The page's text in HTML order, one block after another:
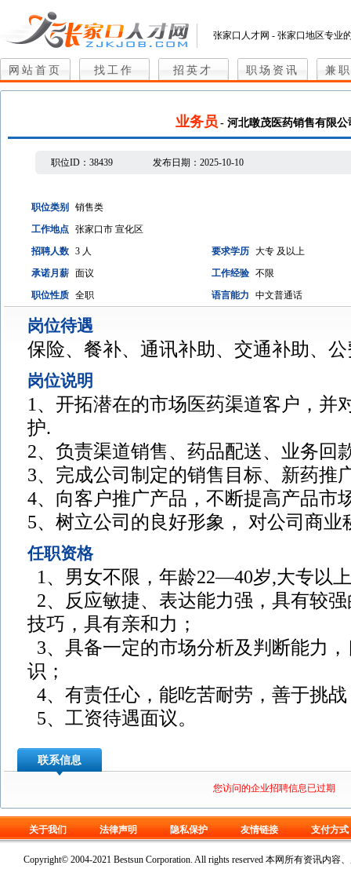
张家口人才网 - 张家口地区专业
网站首页 找工作 招英才 职场资讯 兼
业务员 - 河北暾茂医药销售有限公
职位ID： 38439 发布日期： 2025-10-10
职位类别
销售类
工作地点 张家口市 宣化区
招聘人数 3 人 要求学历 大专 及以上
承诺月薪 面议 工作经验 不限
职位性质 全职 语言能力 中文普通话
岗位待遇
保险、餐补、通讯补助、交通补助、
岗位说明
1、开拓潜在的市场医药渠道客户，并
护.
2、负责渠道销售、药品配送、业务回
3、完成公司制定的销售目标、新药推
4、向客户推广产品，不断提高产品市
5、树立公司的良好形象， 对公司商业
任职资格
1、男女不限，年龄22—40岁,大专以
2、反应敏捷、表达能力强，具有较
技巧，具有亲和力；
3、具备一定的市场分析及判断能力
识；
4、有责任心，能吃苦耐劳，善于挑战
5、工资待遇面议。
联系信息
您访问的企业招聘信息已过期
关于我们 法律声明 隐私保护 友情链接 支付方式
Copyright© 2004-2021 Bestsun Corporation. All rights reserved 本网所有资讯内